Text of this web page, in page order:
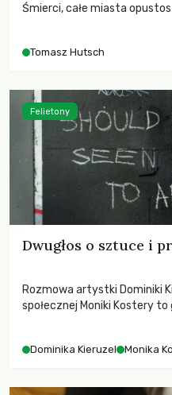
Śmierci, całe miasta
największych katastrof w
Tomasz Hutsch
Dwugłos o sztuce i
Rozmowa artystki Dominiki
społecznej Moniki Kostery to
Dominika Kieruzel Monika
Felietony